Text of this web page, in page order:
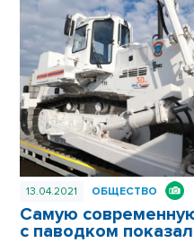
13.04.2021 ОБЩЕСТВО
Самую
с паводком